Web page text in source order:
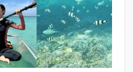
表（不包含漢